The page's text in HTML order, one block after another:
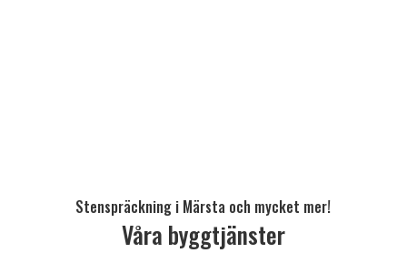
Stenspräckning i Märsta och mycket mer!
Våra byggtjänster